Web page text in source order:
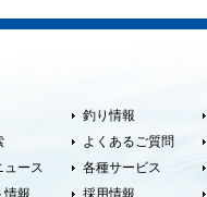
ュース
釣り情報
よくあるご質問
各種サービス